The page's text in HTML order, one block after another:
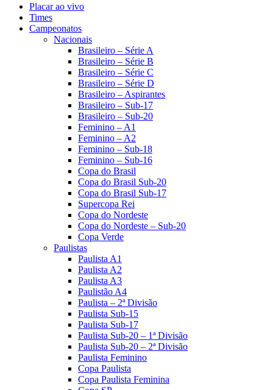
Placar ao vivo
Times
Campeonatos
Nacionais
Brasileiro – Série A
Brasileiro – Série B
Brasileiro – Série C
Brasileiro – Série D
Brasileiro – Aspirantes
Brasileiro – Sub-17
Brasileiro – Sub-20
Feminino – A1
Feminino – A2
Feminino – Sub-18
Feminino – Sub-16
Copa do Brasil
Copa do Brasil Sub-20
Copa do Brasil Sub-17
Supercopa Rei
Copa do Nordeste
Copa do Nordeste – Sub-20
Copa Verde
Paulistas
Paulista A1
Paulista A2
Paulista A3
Paulistão A4
Paulista – 2ª Divisão
Paulista Sub-15
Paulista Sub-17
Paulista Sub-20 – 1ª Divisão
Paulista Sub-20 – 2ª Divisão
Paulista Feminino
Copa Paulista
Copa Paulista Feminina